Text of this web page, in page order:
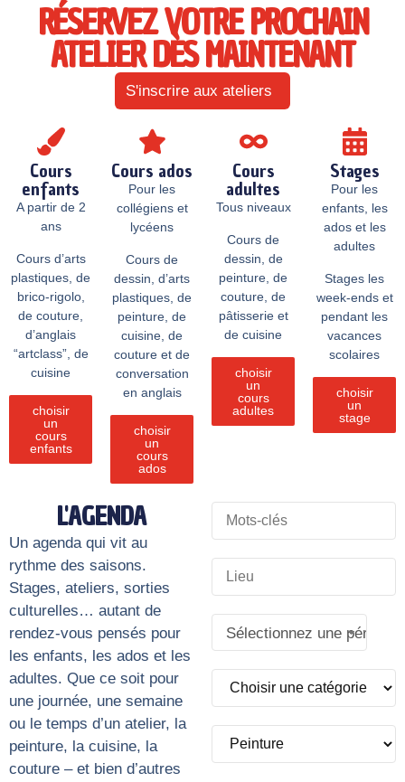
RÉSERVEZ VOTRE PROCHAIN
ATELIER DÈS MAINTENANT
S'inscrire aux ateliers
Cours
enfants
A partir de 2
ans
Cours d’arts
plastiques, de
brico-rigolo,
de couture,
d’anglais
“artclass”, de
cuisine
choisir
un
cours
enfants
Cours ados
Pour les
collégiens et
lycéens
Cours de
dessin, d’arts
plastiques, de
peinture, de
cuisine, de
couture et de
conversation
en anglais
choisir
un
cours
ados
Cours
adultes
Tous niveaux
Cours de
dessin, de
peinture, de
couture, de
pâtisserie et
de cuisine
choisir
un
cours
adultes
Stages
Pour les
enfants, les
ados et les
adultes
Stages les
week-ends et
pendant les
vacances
scolaires
choisir
un
stage
L'AGENDA
Un agenda qui vit au
rythme des saisons.
Stages, ateliers, sorties
culturelles… autant de
rendez-vous pensés pour
les enfants, les ados et les
adultes. Que ce soit pour
une journée, une semaine
ou le temps d’un atelier, la
peinture, la cuisine, la
couture – et bien d’autres
Sélectionnez une période